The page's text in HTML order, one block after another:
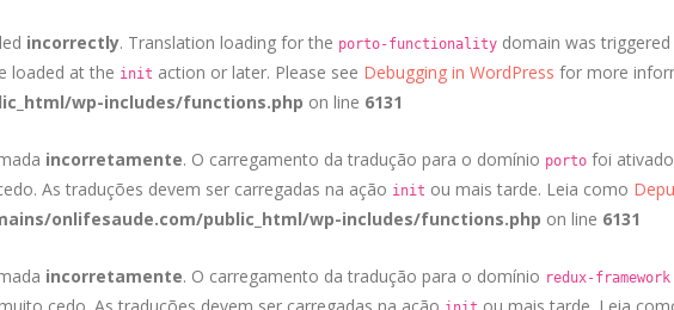
incorrectly. Translation loading for the porto-functionality domain was
loaded at the init action or later. Please see Debugging in WordPress for more
wp-includes/functions.php on line 6131
incorretamente. O carregamento da tradução para o domínio porto foi
As traduções devem ser carregadas na ação init ou mais tarde. Leia como
onlifesaude.com/public_html/wp-includes/functions.php on line 6131
incorretamente. O carregamento da tradução para o domínio redux-framework